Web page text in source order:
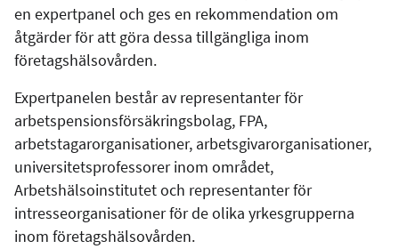
en expertpanel och ges en rekommendation om
åtgärder för att göra dessa tillgängliga inom
företagshälsovården.
Expertpanelen består av representanter för
arbetspensionsförsäkringsbolag, FPA,
arbetstagarorganisationer, arbetsgivarorganisationer,
universitetsprofessorer inom området,
Arbetshälsoinstitutet och representanter för
intresseorganisationer för de olika yrkesgrupperna
inom företagshälsovården.